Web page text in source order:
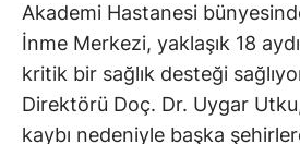
Akademi Hastanesi
İnme Merkezi, yaklaşık 18
kritik bir sağlık desteği
Direktörü Doç. Dr. Uygar
kaybı nedeniyle başka